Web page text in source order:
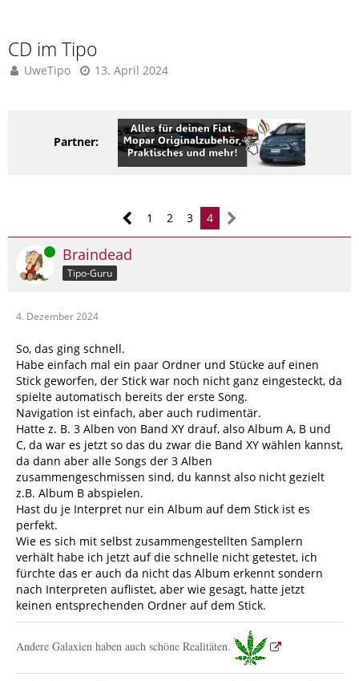
CD im Tipo
UweTipo 13. April 2024
Partner:
1 2 3 4
Online Braindead
Tipo-Guru
4. Dezember 2024
So, das ging schnell.
Habe einfach mal ein paar Ordner und Stücke auf einen
Stick geworfen, der Stick war noch nicht ganz eingesteckt, da
spielte automatisch bereits der erste Song.
Navigation ist einfach, aber auch rudimentär.
Hatte z. B. 3 Alben von Band XY drauf, also Album A, B und
C, da war es jetzt so das du zwar die Band XY wählen kannst,
da dann aber alle Songs der 3 Alben
zusammengeschmissen sind, du kannst also nicht gezielt
z.B. Album B abspielen.
Hast du je Interpret nur ein Album auf dem Stick ist es
perfekt.
Wie es sich mit selbst zusammengestellten Samplern
verhält habe ich jetzt auf die schnelle nicht getestet, ich
fürchte das er auch da nicht das Album erkennt sondern
nach Interpreten auflistet, aber wie gesagt, hatte jetzt
keinen entsprechenden Ordner auf dem Stick.
Andere Galaxien haben auch schöne Realitäten.